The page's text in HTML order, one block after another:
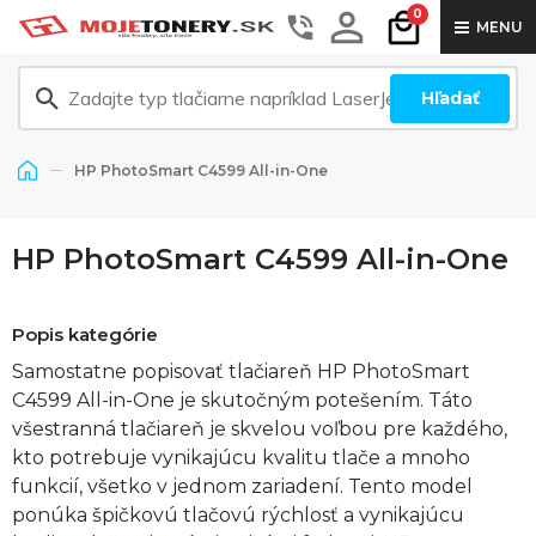
0
MENU
Hľadať
HP PhotoSmart C4599 All-in-One
HP PhotoSmart C4599 All-in-One
Popis kategórie
Samostatne popisovať tlačiareň HP PhotoSmart
C4599 All-in-One je skutočným potešením. Táto
všestranná tlačiareň je skvelou voľbou pre každého,
kto potrebuje vynikajúcu kvalitu tlače a mnoho
funkcií, všetko v jednom zariadení. Tento model
ponúka špičkovú tlačovú rýchlosť a vynikajúcu